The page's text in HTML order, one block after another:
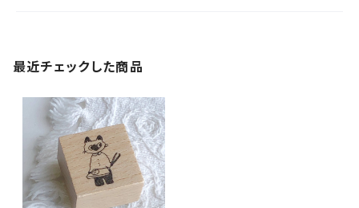
最近チェックした商品